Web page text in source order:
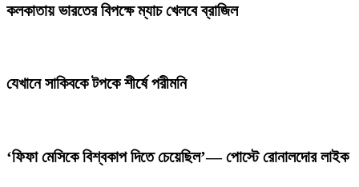
কলকাতায় ভারতের বিপক্ষে ম্যাচ খেলবে ব্রাজিল
যেখানে সাকিবকে টপকে শীর্ষে পরীমনি
‘ফিফা মেসিকে বিশ্বকাপ দিতে চেয়েছিল’— পোস্টে রোনালদোর লাইক